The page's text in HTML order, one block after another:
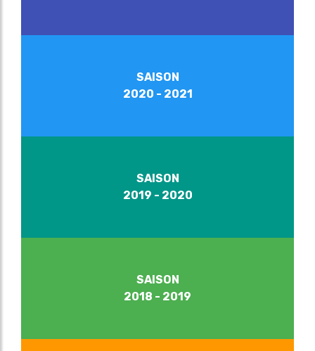
SAISON
2020 - 2021
SAISON
2019 - 2020
SAISON
2018 - 2019